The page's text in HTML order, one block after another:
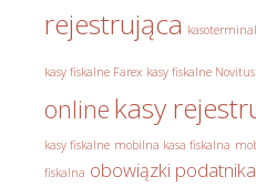
rejestrująca kasoterminal
kasy fiskalne Farex kasy fiskalne Novitus
online kasy
kasy fiskalne mobilna kasa fiskalna
fiskalna obowiązki podatnika